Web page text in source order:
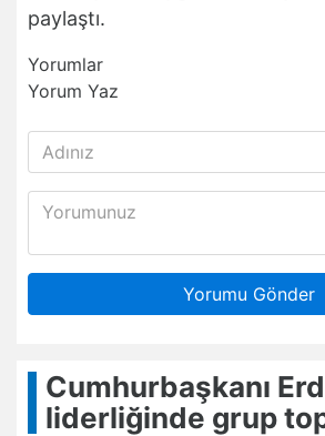
paylaştı.
Yorumlar
Yorum Yaz
Yorumu Gönder
Cumhurbaşkanı
liderliğinde grup